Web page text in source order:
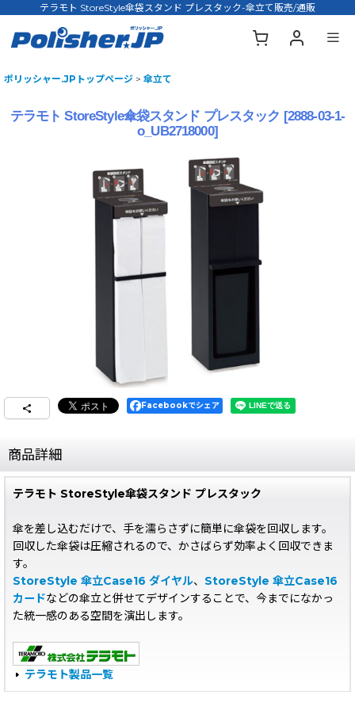
テラモト StoreStyle傘袋スタンド プレスタック-傘立て販売/通販
ポリッシャー.JPトップページ > 傘立て
テラモト StoreStyle傘袋スタンド プレスタック [2888-03-1-
o_UB2718000]
Facebookでシェア
商品詳細
テラモト StoreStyle傘袋スタンド プレスタック
傘を差し込むだけで、手を濡らさずに簡単に傘袋を回収します。
回収した傘袋は圧縮されるので、かさばらず効率よく回収できま
す。
StoreStyle 傘立Case16 ダイヤル、 StoreStyle 傘立Case16
カードなどの傘立と併せてデザインすることで、今までになかっ
た統一感のある空間を演出します。
テラモト製品一覧